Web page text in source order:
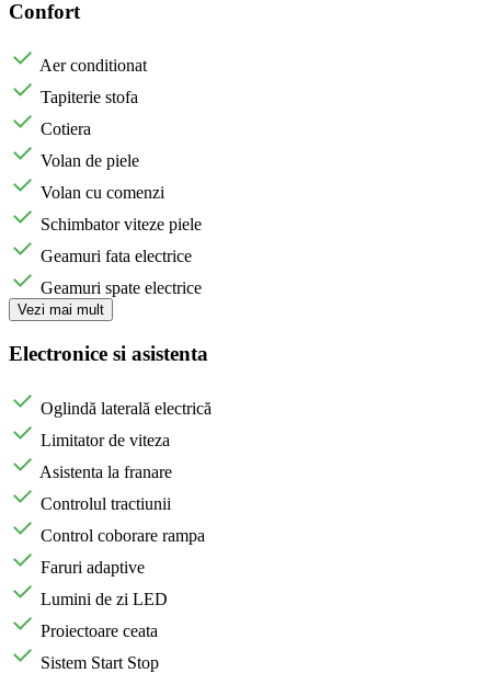
Confort
Aer conditionat
Tapiterie stofa
Cotiera
Volan de piele
Volan cu comenzi
Schimbator viteze piele
Geamuri fata electrice
Geamuri spate electrice
Vezi mai mult
Electronice si asistenta
Oglindă laterală electrică
Limitator de viteza
Asistenta la franare
Controlul tractiunii
Control coborare rampa
Faruri adaptive
Lumini de zi LED
Proiectoare ceata
Sistem Start Stop